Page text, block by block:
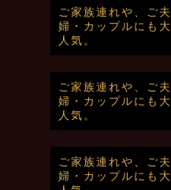
ご家族連れや、ご夫
婦・カップルにも大
人気。
ご家族連れや、ご夫
婦・カップルにも大
人気。
ご家族連れや、ご夫
婦・カップルにも大